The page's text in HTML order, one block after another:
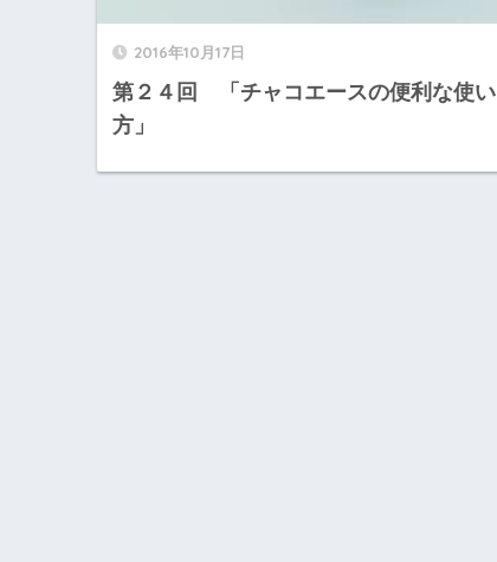
2016年10月17日
第２４回 「チャコエースの便利な使い
方」